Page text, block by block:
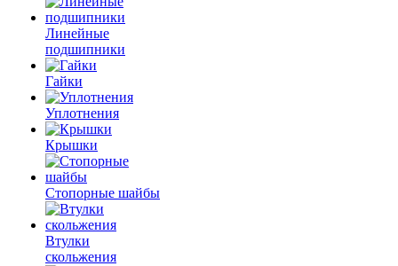
Линейные
подшипники
Гайки
Уплотнения
Крышки
Стопорные шайбы
Втулки
скольжения